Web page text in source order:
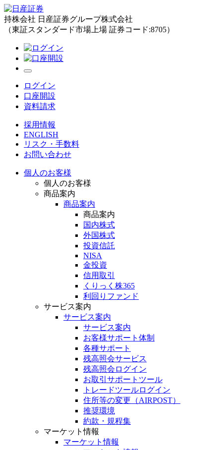
持株会社 日産証券グループ株式会社
（東証スタンダード市場上場 証券コード:8705）
ログイン
口座開設
資料請求
採用情報
ENGLISH
リスク・手数料
お問い合わせ
個人のお客様
個人のお客様
商品案内
商品案内
商品案内
国内株式
外国株式
投資信託
NISA
金投資
信用取引
くりっく株365
利回りファンド
サービス案内
サービス案内
サービス案内
お客様サポート体制
各種サポート
残高照会サービス
残高照会ログイン
お取引サポートツール
トレードツールログイン
住所等の変更（AIRPOST）
推奨環境
約款・規程集
マーケット情報
マーケット情報